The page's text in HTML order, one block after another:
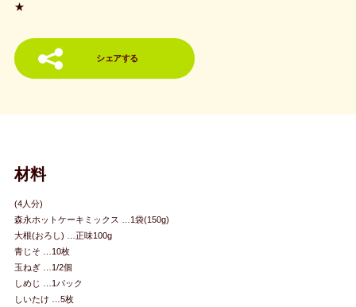
★
シェアする
材料
(4人分)
森永ホットケーキミックス …1袋(150g)
大根(おろし) …正味100g
青じそ …10枚
玉ねぎ …1/2個
しめじ …1パック
しいたけ …5枚